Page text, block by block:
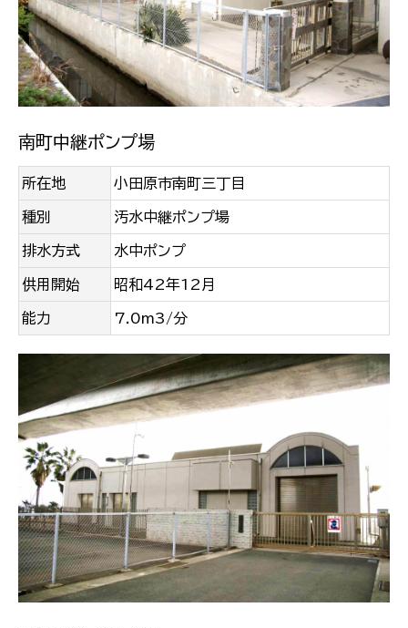
南町中継ポンプ場
所在地 小田原市南町三丁目
種別 汚水中継ポンプ場
排水方式 水中ポンプ
供用開始 昭和42年12月
能力 7.0m3/分